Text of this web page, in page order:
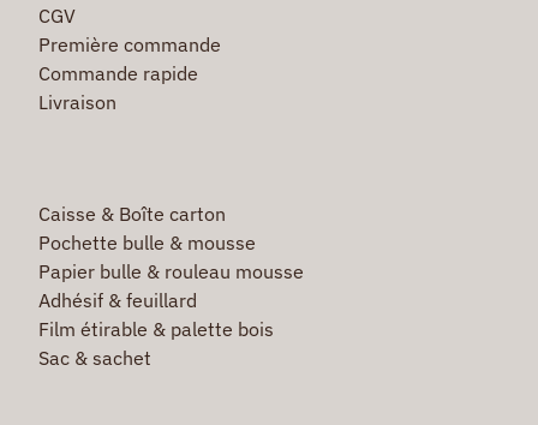
CGV
Première commande
Commande rapide
Livraison
Caisse & Boîte carton
Pochette bulle & mousse
Papier bulle & rouleau mousse
Adhésif & feuillard
Film étirable & palette bois
Sac & sachet